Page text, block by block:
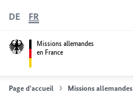
Missions allemandes
en France
DE FR
Page d'accueil Missions allemandes